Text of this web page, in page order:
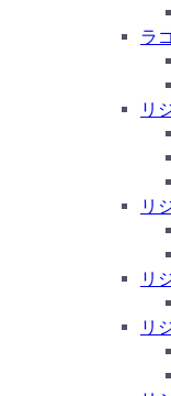
ラ
リ
リ
リ
リ